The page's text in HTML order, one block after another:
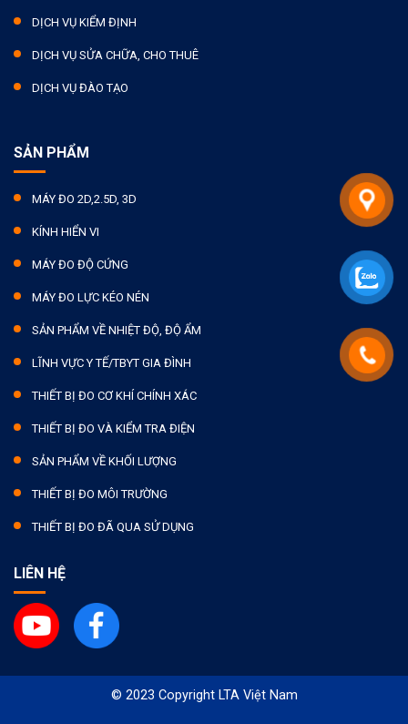
DỊCH VỤ KIỂM ĐỊNH
DỊCH VỤ SỬA CHỮA, CHO THUÊ
DỊCH VỤ ĐÀO TẠO
SẢN PHẨM
MÁY ĐO 2D,2.5D, 3D
KÍNH HIỂN VI
MÁY ĐO ĐỘ CỨNG
MÁY ĐO LỰC KÉO NÉN
SẢN PHẨM VỀ NHIỆT ĐỘ, ĐỘ ẨM
LĨNH VỰC Y TẾ/TBYT GIA ĐÌNH
THIẾT BỊ ĐO CƠ KHÍ CHÍNH XÁC
THIẾT BỊ ĐO VÀ KIỂM TRA ĐIỆN
SẢN PHẨM VỀ KHỐI LƯỢNG
THIẾT BỊ ĐO MÔI TRƯỜNG
THIẾT BỊ ĐO ĐÃ QUA SỬ DỤNG
LIÊN HỆ
© 2023 Copyright LTA Việt Nam